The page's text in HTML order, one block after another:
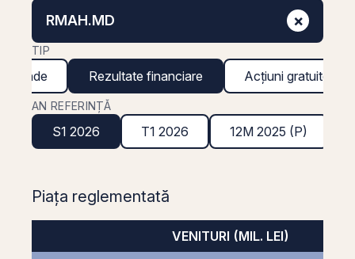
RMAH.MD ×
TIP
Rezultate financiare Acțiuni gratuite
AN REFERINȚĂ
S1 2026 T1 2026 12M 2025 (P)
Piața reglementată
VENITURI (MIL. LEI)